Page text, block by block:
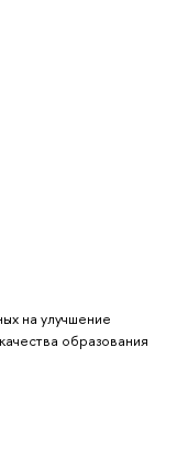
на улучшение
образования